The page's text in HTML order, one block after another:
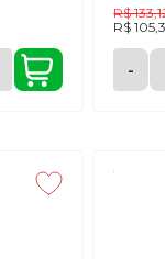
R$
R$
-